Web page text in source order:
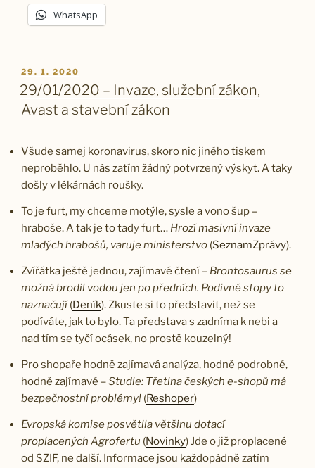
WhatsApp
PUBLIKOVÁNO
29. 1. 2020
29/01/2020 – Invaze, služební zákon,
Avast a stavební zákon
Všude samej koronavirus, skoro nic jiného tiskem
neproběhlo. U nás zatím žádný potvrzený výskyt. A taky
došly v lékárnách roušky.
To je furt, my chceme motýle, sysle a vono šup –
hraboše. A tak je to tady furt… Hrozí masivní invaze
mladých hrabošů, varuje ministerstvo (SeznamZprávy).
Zvířátka ještě jednou, zajímavé čtení – Brontosaurus se
možná brodil vodou jen po předních. Podivné stopy to
naznačují(Deník). Zkuste si to představit, než se
podíváte, jak to bylo. Ta představa s zadníma k nebi a
nad tím se tyčí ocásek, no prostě kouzelný!
Pro shopaře hodně zajímavá analýza, hodně podrobné,
hodně zajímavé –Studie: Třetina českých e-shopů má
bezpečnostní problémy! (Reshoper)
Evropská komise posvětila většinu dotací
proplacených Agrofertu (Novinky) Jde o již proplacené
od SZIF, ne další. Informace jsou každopádně zatím